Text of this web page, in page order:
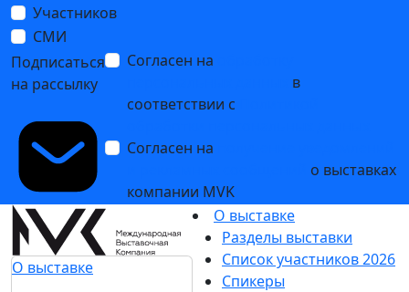
Участников
СМИ
Подписаться
на рассылку
Согласен на
в
соответствии с
Согласен на
о выставках
компании MVK
О выставке
О выставке
Разделы выставки
Список участников 2026
Спикеры